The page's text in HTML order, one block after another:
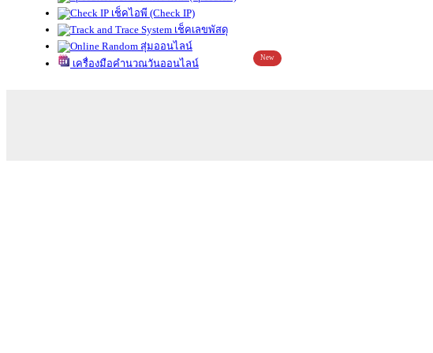
เช็คไอพี (Check IP)
เช็คเลขพัสดุ
สุ่มออนไลน์
เครื่องมือคำนวณวันออนไลน์
New